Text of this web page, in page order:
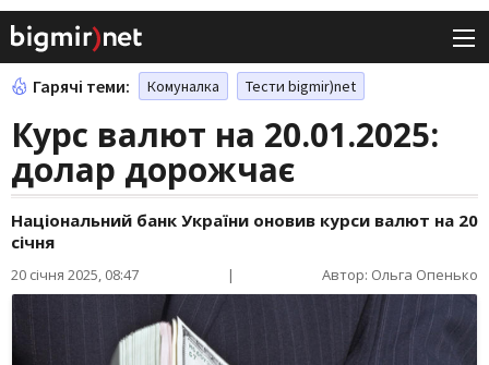
Гарячі теми: Комуналка Тести bigmir)net
Курс валют на 20.01.2025:
долар дорожчає
Національний банк України оновив курси валют на 20
січня
20 січня 2025, 08:47 | Автор: Ольга Опенько